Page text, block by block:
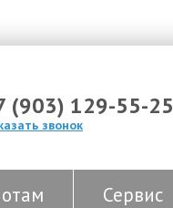
(903) 129-55-25
звонок
Сервис